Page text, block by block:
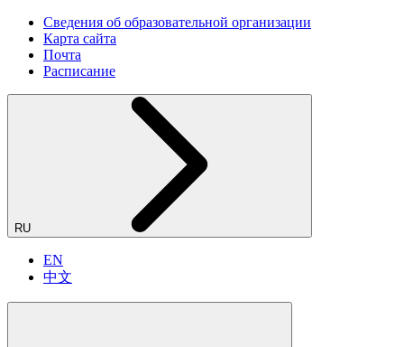
Сведения об образовательной организации
Карта сайта
Почта
Расписание
RU
EN
中文